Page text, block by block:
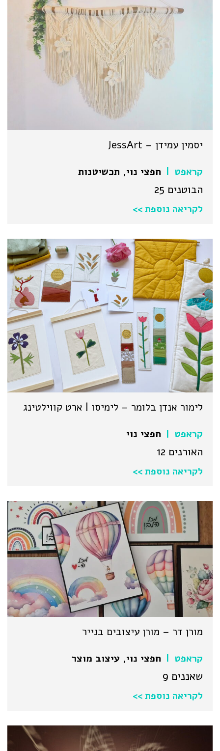
יסמין עמידן – JessArt
קראפט | חפצי נוי, תכשיטנות
הבוטנים 25
לקריאה נוספת >>
לימור אנדן בלומר – לימיסו | ארט קווילטינג
קראפט | חפצי נוי
האורנים 12
לקריאה נוספת >>
מורן דר – מורן עיצובים בנייר
קראפט חפצי נוי, עיצוב מוצר
שאננים 9
לקריאה נוספת >>